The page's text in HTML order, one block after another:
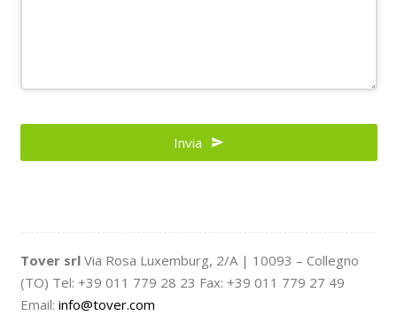
Invia
Tover srl Via Rosa Luxemburg, 2/A | 10093 – Collegno
(TO) Tel: +39 011 779 28 23 Fax: +39 011 779 27 49
Email: info@tover.com